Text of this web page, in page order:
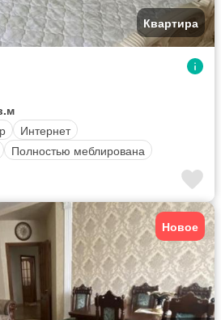
Квартира
Интернет
Полностью меблирована
Новое